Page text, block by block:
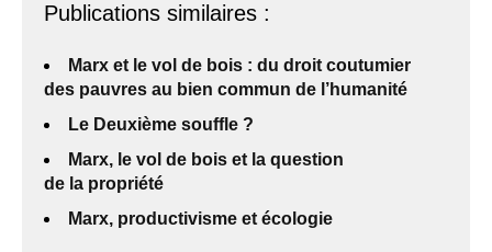
Publications similaires :
Marx et le vol de bois : du droit coutumier
des pauvres au bien commun de l’humanité
Le Deuxième souffle ?
Marx, le vol de bois et la question
de la propriété
Marx, productivisme et écologie